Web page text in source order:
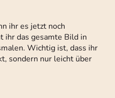
ihr es jetzt noch
ihr das gesamte Bild in
Wichtig ist, dass ihr
sondern nur leicht über